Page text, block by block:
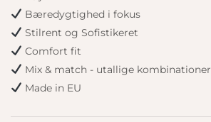
Bæredygtighed i fokus
Stilrent og Sofistikeret
Comfort fit
Mix & match - utallige kombinationer
Made in EU